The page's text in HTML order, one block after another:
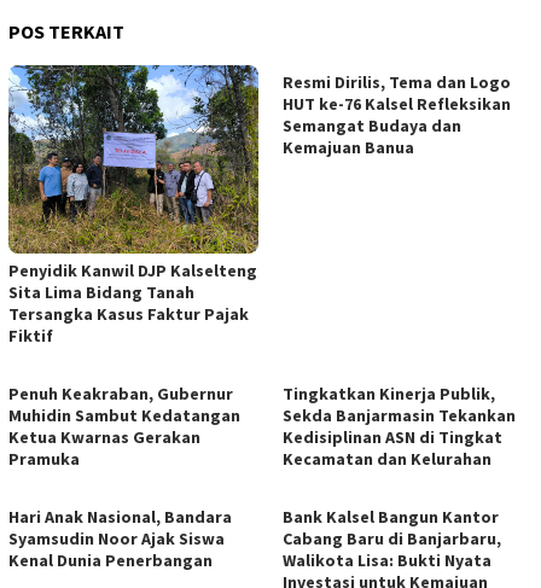
POS TERKAIT
Penyidik Kanwil DJP Kalselteng
Sita Lima Bidang Tanah
Tersangka Kasus Faktur Pajak
Fiktif
Resmi Dirilis, Tema dan Logo
HUT ke-76 Kalsel Refleksikan
Semangat Budaya dan
Kemajuan Banua
Penuh Keakraban, Gubernur
Muhidin Sambut Kedatangan
Ketua Kwarnas Gerakan
Pramuka
Tingkatkan Kinerja Publik,
Sekda Banjarmasin Tekankan
Kedisiplinan ASN di Tingkat
Kecamatan dan Kelurahan
Hari Anak Nasional, Bandara
Syamsudin Noor Ajak Siswa
Kenal Dunia Penerbangan
Bank Kalsel Bangun Kantor
Cabang Baru di Banjarbaru,
Walikota Lisa: Bukti Nyata
Investasi untuk Kemajuan